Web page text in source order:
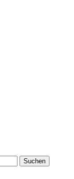
Suchen